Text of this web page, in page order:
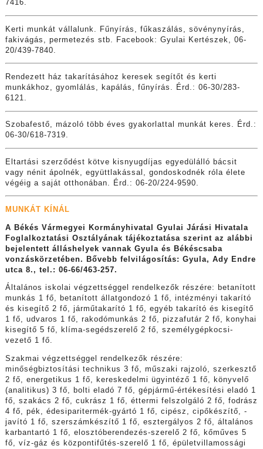
7416.
Kerti munkát vállalunk. Fűnyírás, fűkaszálás, sövénynyírás,
fakivágás, permetezés stb. Facebook: Gyulai Kertészek, 06-
20/439-7840.
Rendezett ház takarításához keresek segítőt és kerti
munkákhoz, gyomlálás, kapálás, fűnyírás. Érd.: 06-30/283-
6121.
Szobafestő, mázoló több éves gyakorlattal munkát keres. Érd.:
06-30/618-7319.
Eltartási szerződést kötve kisnyugdíjas egyedülálló bácsit
vagy nénit ápolnék, együttlakással, gondoskodnék róla élete
végéig a saját otthonában. Érd.: 06-20/224-9590.
MUNKÁT KÍNÁL
A Békés Vármegyei Kormányhivatal Gyulai Járási Hivatala
Foglalkoztatási Osztályának tájékoztatása szerint az alábbi
bejelentett álláshelyek vannak Gyula és Békéscsaba
vonzáskörzetében. Bővebb felvilágosítás: Gyula, Ady Endre
utca 8., tel.: 06-66/463-257.
Általános iskolai végzettséggel rendelkezők részére: betanított
munkás 1 fő, betanított állatgondozó 1 fő, intézményi takarító
és kisegítő 2 fő, járműtakarító 1 fő, egyéb takarító és kisegítő
1 fő, udvaros 1 fő, rakodómunkás 2 fő, pizzafutár 2 fő, konyhai
kisegítő 5 fő, klíma-segédszerelő 2 fő, személygépkocsi-
vezető 1 fő.
Szakmai végzettséggel rendelkezők részére:
minőségbiztosítási technikus 3 fő, műszaki rajzoló, szerkesztő
2 fő, energetikus 1 fő, kereskedelmi ügyintéző 1 fő, könyvelő
(analitikus) 3 fő, bolti eladó 7 fő, gépjármű-értékesítési eladó 1
fő, szakács 2 fő, cukrász 1 fő, éttermi felszolgáló 2 fő, fodrász
4 fő, pék, édesiparitermék-gyártó 1 fő, cipész, cipőkészítő, -
javító 1 fő, szerszámkészítő 1 fő, esztergályos 2 fő, általános
karbantartó 1 fő, elosztóberendezés-szerelő 2 fő, kőműves 5
fő, víz-gáz és központifűtés-szerelő 1 fő, épületvillamossági